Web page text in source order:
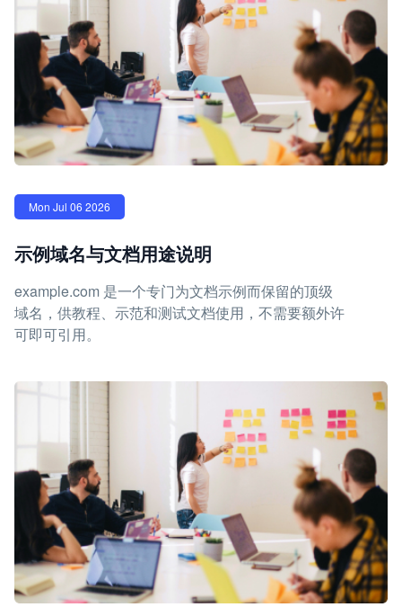
Mon Jul 06 2026
示例域名与文档用途说明
example.com 是一个专门为文档示例而保留的顶级
域名，供教程、示范和测试文档使用，不需要额外许
可即可引用。